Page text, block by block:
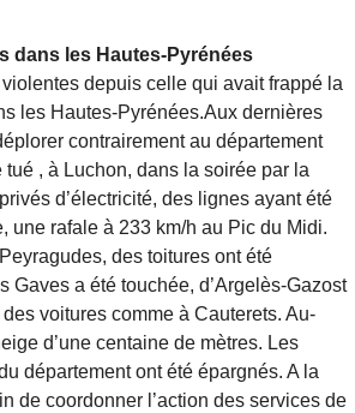
dans les Hautes-Pyrénées
depuis celle qui avait frappé la
les Hautes-Pyrénées.Aux dernières
contrairement au département
, à Luchon, dans la soirée par la
d’électricité, des lignes ayant été
une rafale à 233 km/h au Pic du Midi.
des toitures ont été
a été touchée, d’Argelès-Gazost
voitures comme à Cauterets. Au-
d’une centaine de mètres. Les
département ont été épargnés. A la
de coordonner l’action des services de